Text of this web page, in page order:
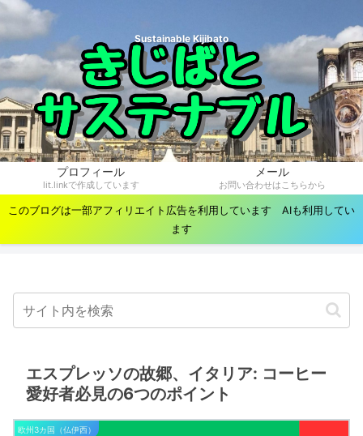
Sustainable Kijibato
プロフィール
lit.linkで作成しています
メール
お問い合わせはこちらから
このブログは一部アフィリエイト広告を利用しています AIも利用してい
ます
エスプレッソの故郷、イタリア: コーヒー
愛好者必見の6つのポイント
欧州3カ国（仏伊西）